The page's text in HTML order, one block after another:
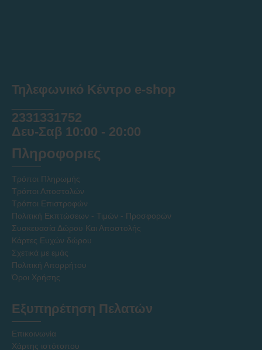
Τηλεφωνικό Κέντρο e-shop
2331331752
Δευ-Σαβ 10:00 - 20:00
Πληροφοριες
Τρόποι Πληρωμής
Τρόποι Αποστολών
Τρόποι Επιστροφών
Πολιτική Εκπτώσεων - Τιμών - Προσφορών
Συσκευασία Δώρου Και Αποστολής
Κάρτες Ευχών δώρου
Σχετικά με εμάς
Πολιτική Απορρήτου
Όροι Χρήσης
Εξυπηρέτηση Πελατών
Επικοινωνία
Χάρτης ιστότοπου